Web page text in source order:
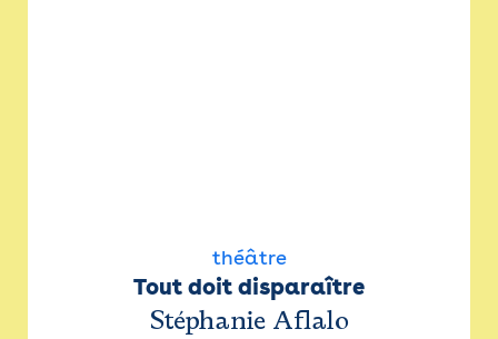
théâtre
Tout doit disparaître
Stéphanie Aflalo